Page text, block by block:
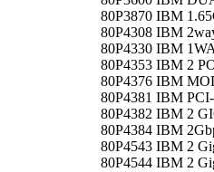
80P3870 IBM
80P4308 IBM
80P4330 IBM
80P4353 IBM 2
80P4376 IBM
80P4381 IBM
80P4382 IBM 2
80P4384 IBM
80P4543 IBM 2
80P4544 IBM 2